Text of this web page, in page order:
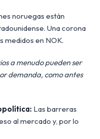
noruegas están
Una corona
medidos en NOK.
a menudo pueden ser
demanda, como antes
Las barreras
al mercado y, por lo